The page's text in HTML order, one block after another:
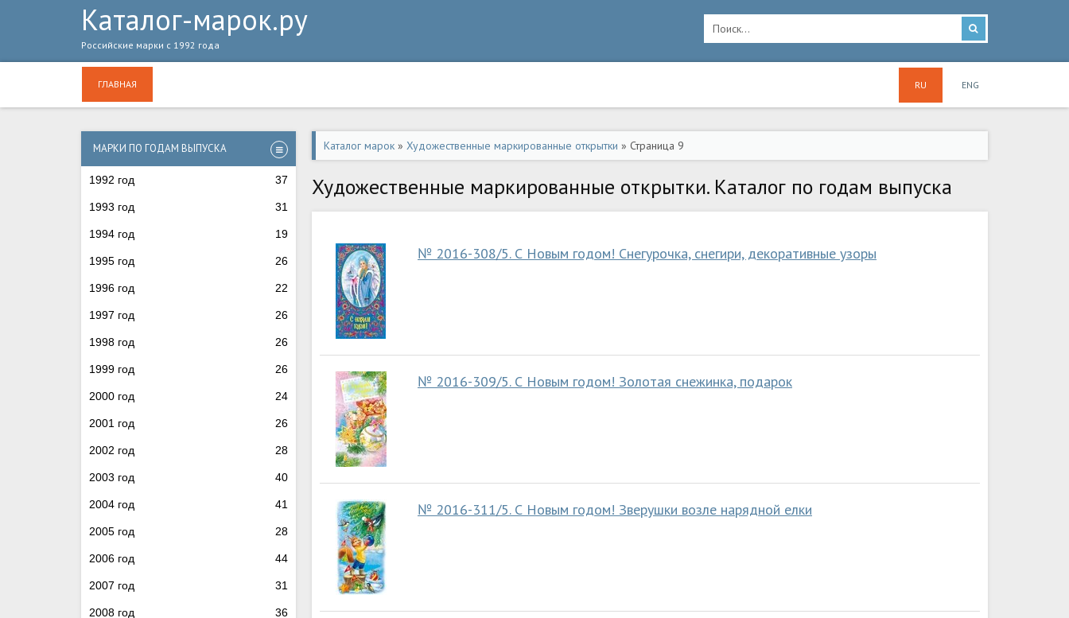
Каталог-марок.ру
Российские марки с 1992 года
ГЛАВНАЯ RU ENG
МАРКИ ПО ГОДАМ ВЫПУСКА
1992 год 37
1993 год 31
1994 год 19
1995 год 26
1996 год 22
1997 год 26
1998 год 26
1999 год 26
2000 год 24
2001 год 26
2002 год 28
2003 год 40
2004 год 41
2005 год 28
2006 год 44
2007 год 31
2008 год 36
Каталог марок » Художественные маркированные открытки » Страница 9
Художественные маркированные открытки. Каталог по годам выпуска
№ 2016-308/5. С Новым годом! Снегурочка, снегири, декоративные узоры
№ 2016-309/5. С Новым годом! Золотая снежинка, подарок
№ 2016-311/5. С Новым годом! Зверушки возле нарядной елки